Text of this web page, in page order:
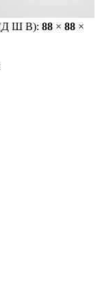
(Д Ш В): 88 × 88 ×